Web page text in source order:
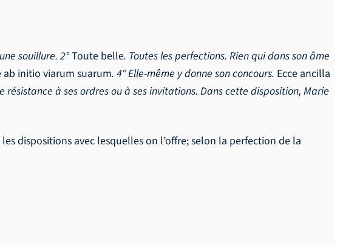
souillure. 2°Toute belle. Toutes les perfections. Rien qui dans son âme
ab initio viarum suarum. 4° Elle-même y donne son concours. Ecce ancilla
à ses ordres ou à ses invitations. Dans cette disposition, Marie
dispositions avec lesquelles on l’offre; selon la perfection de la